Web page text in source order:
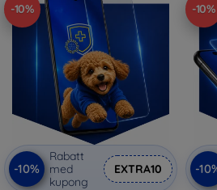
-10%
-10%
Rabatt
med
kupong
EXTRA10
-10%
-